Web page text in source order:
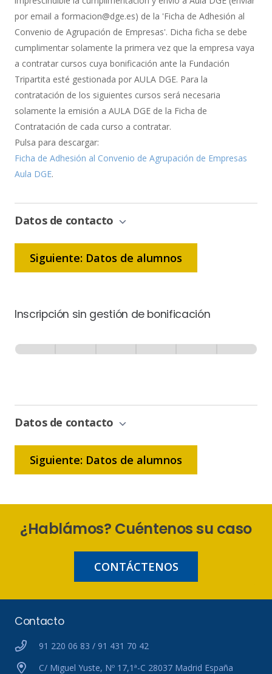
por email a formacion@dge.es) de la 'Ficha de Adhesión al
Convenio de Agrupación de Empresas'. Dicha ficha se debe
cumplimentar solamente la primera vez que la empresa vaya
a contratar cursos cuya bonificación ante la Fundación
Tripartita esté gestionada por AULA DGE. Para la
contratación de los siguientes cursos será necesaria
solamente la emisión a AULA DGE de la Ficha de
Contratación de cada curso a contratar.
Pulsa para descargar:
Ficha de Adhesión al Convenio de Agrupación de Empresas
Aula DGE.
Datos de contacto
Siguiente: Datos de alumnos
Inscripción sin gestión de bonificación
-
Bonificación
Datos de contacto
Siguiente: Datos de alumnos
¿Hablámos? Cuéntenos su caso
CONTÁCTENOS
Contacto
91 220 06 83 / 91 431 70 42
C/ Miguel Yuste, Nº 17,1ª-C 28037 Madrid España